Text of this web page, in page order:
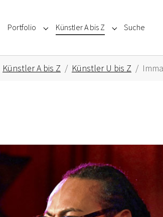
Portfolio Submenu for "Portfolio"
Künstler A bis Z Submenu for
Suche
Künstler A bis Z Künstler U bis Z